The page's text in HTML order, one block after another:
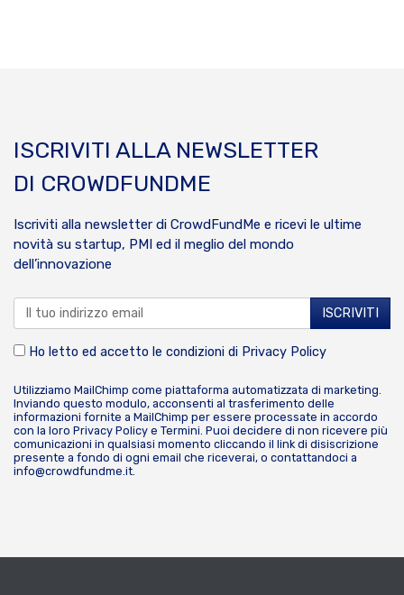
ISCRIVITI ALLA NEWSLETTER
DI CROWDFUNDME
Iscriviti alla newsletter di CrowdFundMe e ricevi le ultime
novità su startup, PMI ed il meglio del mondo
dell’innovazione
Ho letto ed accetto le condizioni di Privacy Policy
Utilizziamo MailChimp come piattaforma automatizzata di marketing.
Inviando questo modulo, acconsenti al trasferimento delle
informazioni fornite a MailChimp per essere processate in accordo
con la loro Privacy Policy e Termini. Puoi decidere di non ricevere più
comunicazioni in qualsiasi momento cliccando il link di disiscrizione
presente a fondo di ogni email che riceverai, o contattandoci a
info@crowdfundme.it.